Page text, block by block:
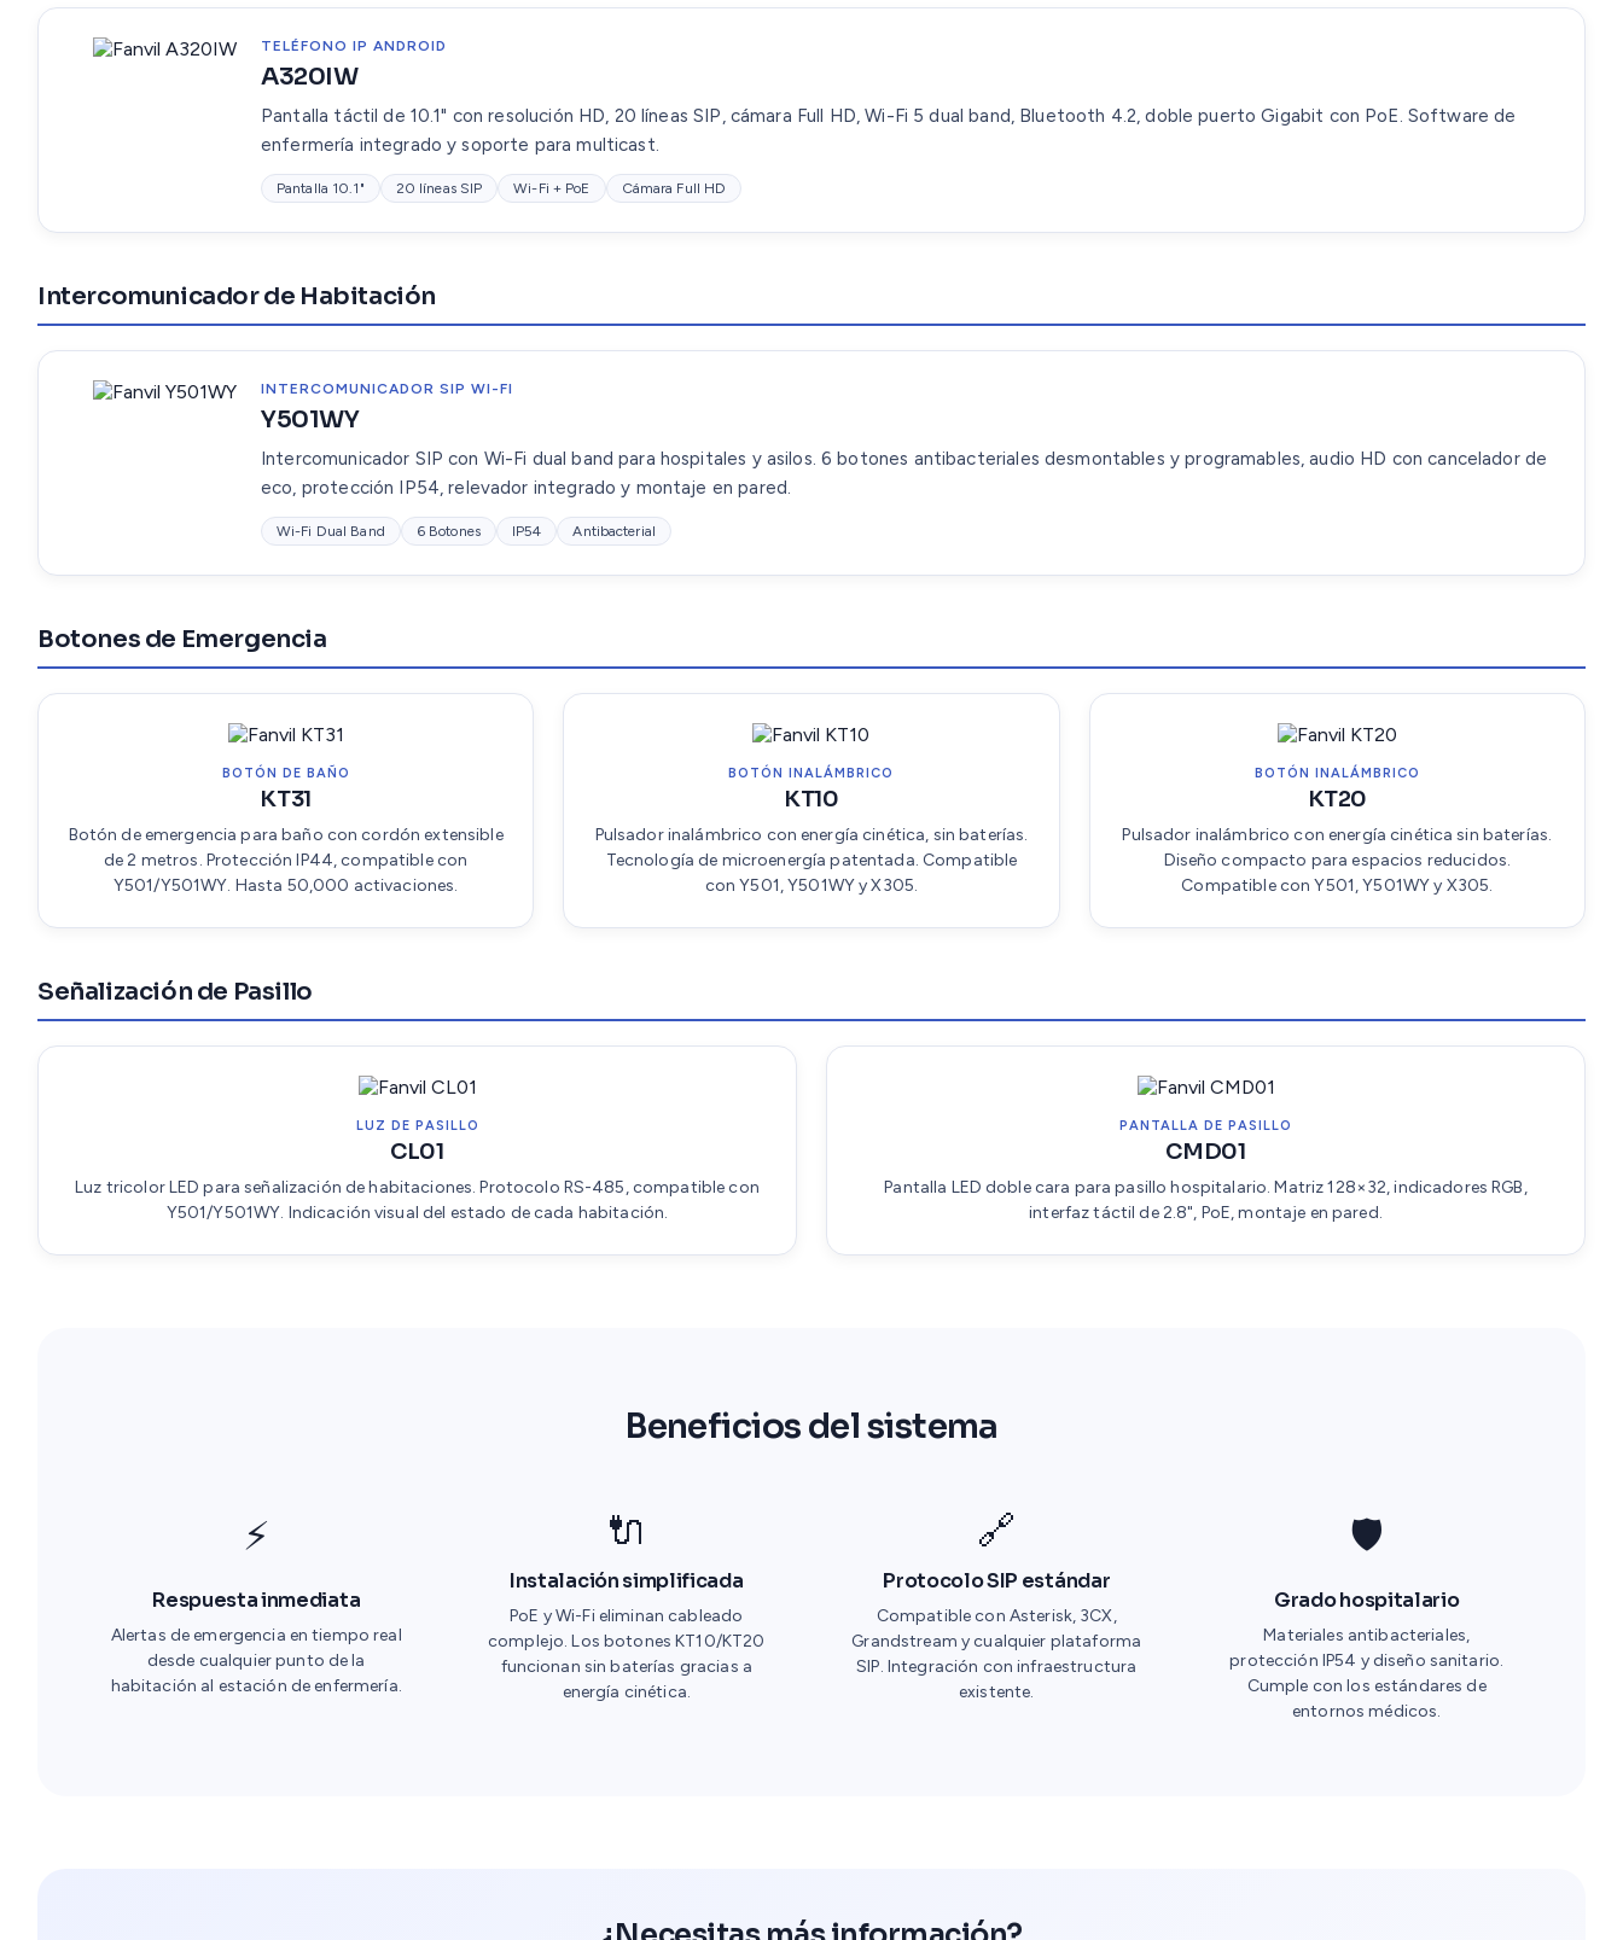
TELÉFONO IP ANDROID
A320IW
Pantalla táctil de 10.1" con resolución HD, 20 líneas SIP, cámara Full HD, Wi-Fi 5 dual band, Bluetooth 4.2, doble puerto Gigabit con PoE. Software de
enfermería integrado y soporte para multicast.
Pantalla 10.1" 20 líneas SIP Wi-Fi + PoE Cámara Full HD
Intercomunicador de Habitación
INTERCOMUNICADOR SIP WI-FI
Y501WY
Intercomunicador SIP con Wi-Fi dual band para hospitales y asilos. 6 botones antibacteriales desmontables y programables, audio HD con cancelador de
eco, protección IP54, relevador integrado y montaje en pared.
Wi-Fi Dual Band 6 Botones IP54 Antibacterial
Botones de Emergencia
BOTÓN DE BAÑO
KT31
Botón de emergencia para baño con cordón extensible
de 2 metros. Protección IP44, compatible con
Y501/Y501WY. Hasta 50,000 activaciones.
BOTÓN INALÁMBRICO
KT10
Pulsador inalámbrico con energía cinética, sin baterías.
Tecnología de microenergía patentada. Compatible
con Y501, Y501WY y X305.
BOTÓN INALÁMBRICO
KT20
Pulsador inalámbrico con energía cinética sin baterías.
Diseño compacto para espacios reducidos.
Compatible con Y501, Y501WY y X305.
Señalización de Pasillo
LUZ DE PASILLO
CL01
Luz tricolor LED para señalización de habitaciones. Protocolo RS-485, compatible con
Y501/Y501WY. Indicación visual del estado de cada habitación.
PANTALLA DE PASILLO
CMD01
Pantalla LED doble cara para pasillo hospitalario. Matriz 128×32, indicadores RGB,
interfaz táctil de 2.8", PoE, montaje en pared.
Beneficios del sistema
⚡
Respuesta inmediata
Alertas de emergencia en tiempo real
desde cualquier punto de la
habitación al estación de enfermería.
🔌
Instalación simplificada
PoE y Wi-Fi eliminan cableado
complejo. Los botones KT10/KT20
funcionan sin baterías gracias a
energía cinética.
🔗
Protocolo SIP estándar
Compatible con Asterisk, 3CX,
Grandstream y cualquier plataforma
SIP. Integración con infraestructura
existente.
🛡️
Grado hospitalario
Materiales antibacteriales,
protección IP54 y diseño sanitario.
Cumple con los estándares de
entornos médicos.